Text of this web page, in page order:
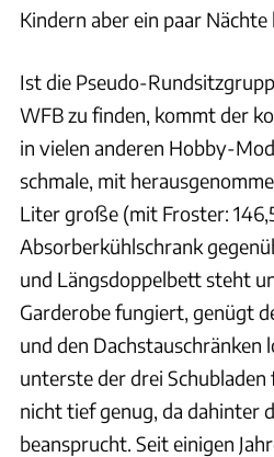
Kindern aber ein paar
Ist die Pseudo-
WFB zu finden, kommt der
in vielen anderen Hobby-
schmale, mit
Liter große (mit Froster:
Absorberkühlschrank
und Längsdoppelbett steht
Garderobe fungiert, genügt
und den Dachstauschränken
unterste der drei
nicht tief genug, da dahinter
beansprucht. Seit einigen